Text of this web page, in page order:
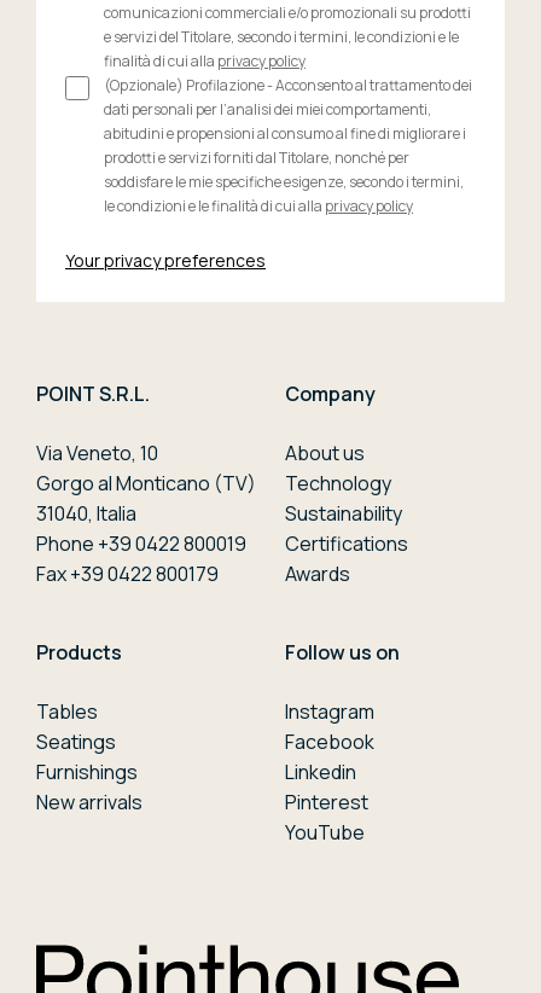
POINT S.R.L.
Via Veneto, 10
Gorgo al Monticano (TV)
31040, Italia
Phone +39 0422 800019
Fax +39 0422 800179
Company
About us
Technology
Sustainability
Certifications
Awards
Products
Tables
Seatings
Furnishings
New arrivals
Follow us on
Instagram
Facebook
Linkedin
Pinterest
YouTube
comunicazioni commerciali e/o promozionali su prodotti
e servizi del Titolare, secondo i termini, le condizioni e le
finalità di cui alla privacy policy
(Opzionale) Profilazione - Acconsento al trattamento dei
dati personali per l’analisi dei miei comportamenti,
abitudini e propensioni al consumo al fine di migliorare i
prodotti e servizi forniti dal Titolare, nonché per
soddisfare le mie specifiche esigenze, secondo i termini,
le condizioni e le finalità di cui alla privacy policy
Your privacy preferences